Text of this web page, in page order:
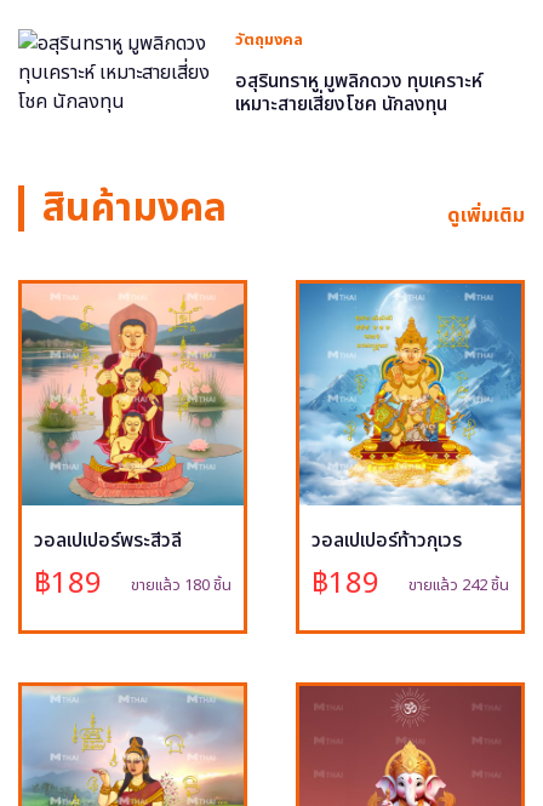
วัตถุมงคล
อสุรินทราหู มูพลิกดวง ทุบเคราะห์
เหมาะสายเสี่ยงโชค นักลงทุน
สินค้ามงคล ดูเพิ่มเติม
วอลเปเปอร์พระสีวลี
฿189 ขายแล้ว 180 ชิ้น
วอลเปเปอร์ท้าวกุเวร
฿189 ขายแล้ว 242 ชิ้น